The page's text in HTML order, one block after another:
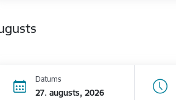
Datums
27. augusts, 2026